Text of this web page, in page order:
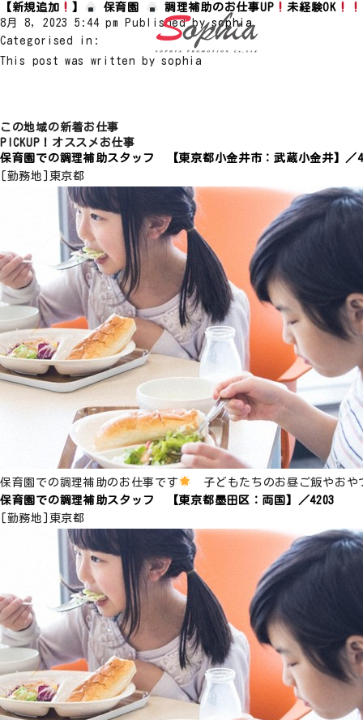
【新規追加 】 保育園 調理補助のお仕事UP
未経験OK
8月 8, 2023 5:44 pm
Published bysophia
Categorised in:
This post was written by sophia
この地域の新着お仕事
PICKUP！オススメお仕事
保育園での調理補助スタッフ 【東京都小金井市：武蔵小金井】／
[勤務地]
東京都
保育園での調理補助のお仕事です
子どもたちのお昼ご飯やお
保育園での調理補助スタッフ 【東京都墨田区：両国】／4203
[勤務地]
東京都